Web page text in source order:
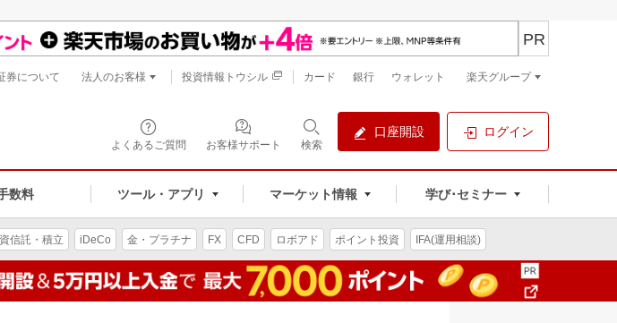
よくあるご質問 お客様サポート 検索
口座開設 ログイン
数料 ツール・アプリ マーケット情報 学び･セミナー
PR
券について 法人のお客様 投資情報トウシル カード 銀行 ウォレット 楽天グループ
信託・積立 iDeCo 金・プラチナ FX CFD ロボアド ポイント投資 IFA(運用相談)